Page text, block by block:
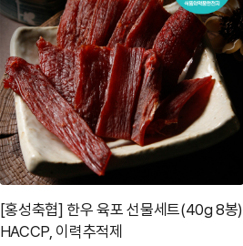
[홍성축협] 한우 육포 선물세트(40g 8봉)
HACCP, 이력추적제